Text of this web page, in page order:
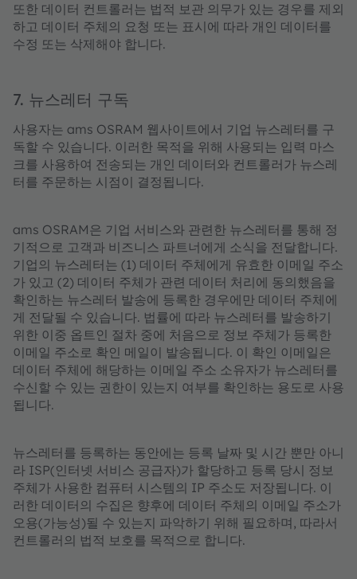
또한 데이터 컨트롤러는 법적 보관 의무가 있는 경우를 제외
하고 데이터 주체의 요청 또는 표시에 따라 개인 데이터를
수정 또는 삭제해야 합니다.
7. 뉴스레터 구독
사용자는 ams OSRAM 웹사이트에서 기업 뉴스레터를 구
독할 수 있습니다. 이러한 목적을 위해 사용되는 입력 마스
크를 사용하여 전송되는 개인 데이터와 컨트롤러가 뉴스레
터를 주문하는 시점이 결정됩니다.
ams OSRAM은 기업 서비스와 관련한 뉴스레터를 통해 정
기적으로 고객과 비즈니스 파트너에게 소식을 전달합니다.
기업의 뉴스레터는 (1) 데이터 주체에게 유효한 이메일 주소
가 있고 (2) 데이터 주체가 관련 데이터 처리에 동의했음을
확인하는 뉴스레터 발송에 등록한 경우에만 데이터 주체에
게 전달될 수 있습니다. 법률에 따라 뉴스레터를 발송하기
위한 이중 옵트인 절차 중에 처음으로 정보 주체가 등록한
이메일 주소로 확인 메일이 발송됩니다. 이 확인 이메일은
데이터 주체에 해당하는 이메일 주소 소유자가 뉴스레터를
수신할 수 있는 권한이 있는지 여부를 확인하는 용도로 사용
됩니다.
뉴스레터를 등록하는 동안에는 등록 날짜 및 시간 뿐만 아니
라 ISP(인터넷 서비스 공급자)가 할당하고 등록 당시 정보
주체가 사용한 컴퓨터 시스템의 IP 주소도 저장됩니다. 이
러한 데이터의 수집은 향후에 데이터 주체의 이메일 주소가
오용(가능성)될 수 있는지 파악하기 위해 필요하며, 따라서
컨트롤러의 법적 보호를 목적으로 합니다.